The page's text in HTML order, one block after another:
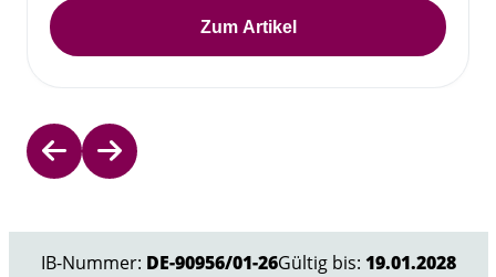
Zum Artikel
IB-Nummer: DE-90956/01-26Gültig bis: 19.01.2028